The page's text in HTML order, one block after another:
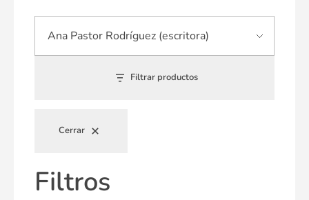
Filtrar productos
Cerrar
Filtros